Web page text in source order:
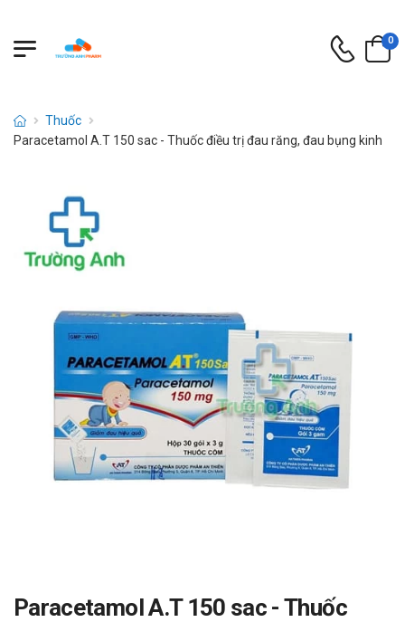
0
Thuốc
Paracetamol A.T 150 sac - Thuốc điều trị đau răng, đau bụng kinh
Paracetamol A.T 150 sac - Thuốc